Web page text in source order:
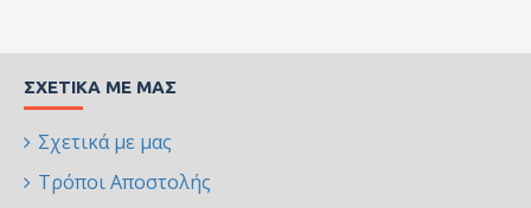
ΣΧΕΤΙΚΆ ΜΕ ΜΑΣ
Σχετικά με μας
Τρόποι Αποστολής